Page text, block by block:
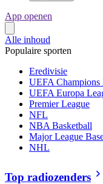
App openen
Alle inhoud
Populaire sporten
Eredivisie
UEFA Champions
UEFA Europa
Premier League
NFL
NBA Basketball
Major League
NHL
Top radiozenders